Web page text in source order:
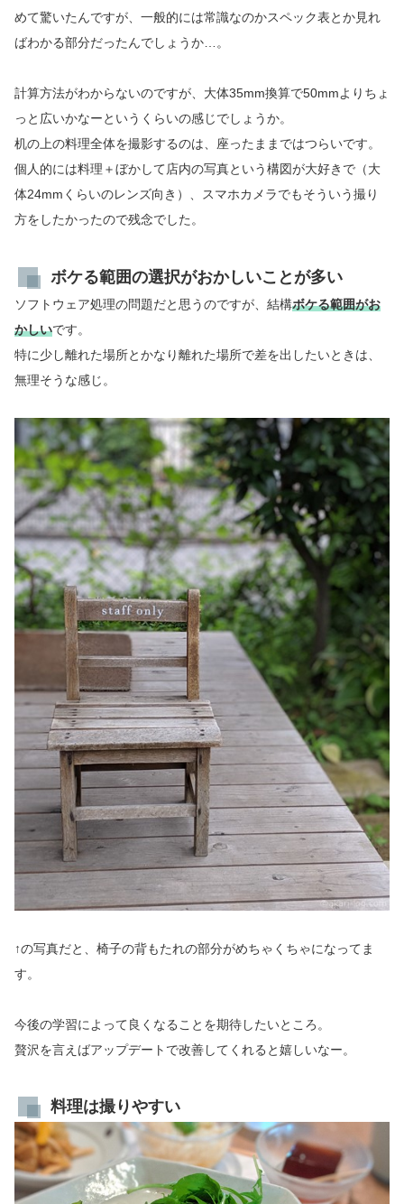
めて驚いたんですが、一般的には常識なのかスペック表とか見れ
ばわかる部分だったんでしょうか…。
計算方法がわからないのですが、大体35mm換算で50mmよりちょ
っと広いかなーというくらいの感じでしょうか。
机の上の料理全体を撮影するのは、座ったままではつらいです。
個人的には料理＋ぼかして店内の写真という構図が大好きで（大
体24mmくらいのレンズ向き）、スマホカメラでもそういう撮り
方をしたかったので残念でした。
ボケる範囲の選択がおかしいことが多い
ソフトウェア処理の問題だと思うのですが、結構ボケる範囲がお
かしいです。
特に少し離れた場所とかなり離れた場所で差を出したいときは、
無理そうな感じ。
↑の写真だと、椅子の背もたれの部分がめちゃくちゃになってま
す。
今後の学習によって良くなることを期待したいところ。
贅沢を言えばアップデートで改善してくれると嬉しいなー。
料理は撮りやすい